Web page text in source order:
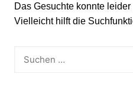
Das Gesuchte konnte
Vielleicht hilft die